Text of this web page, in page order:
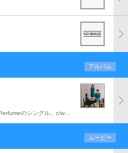
アルバム
ムービー